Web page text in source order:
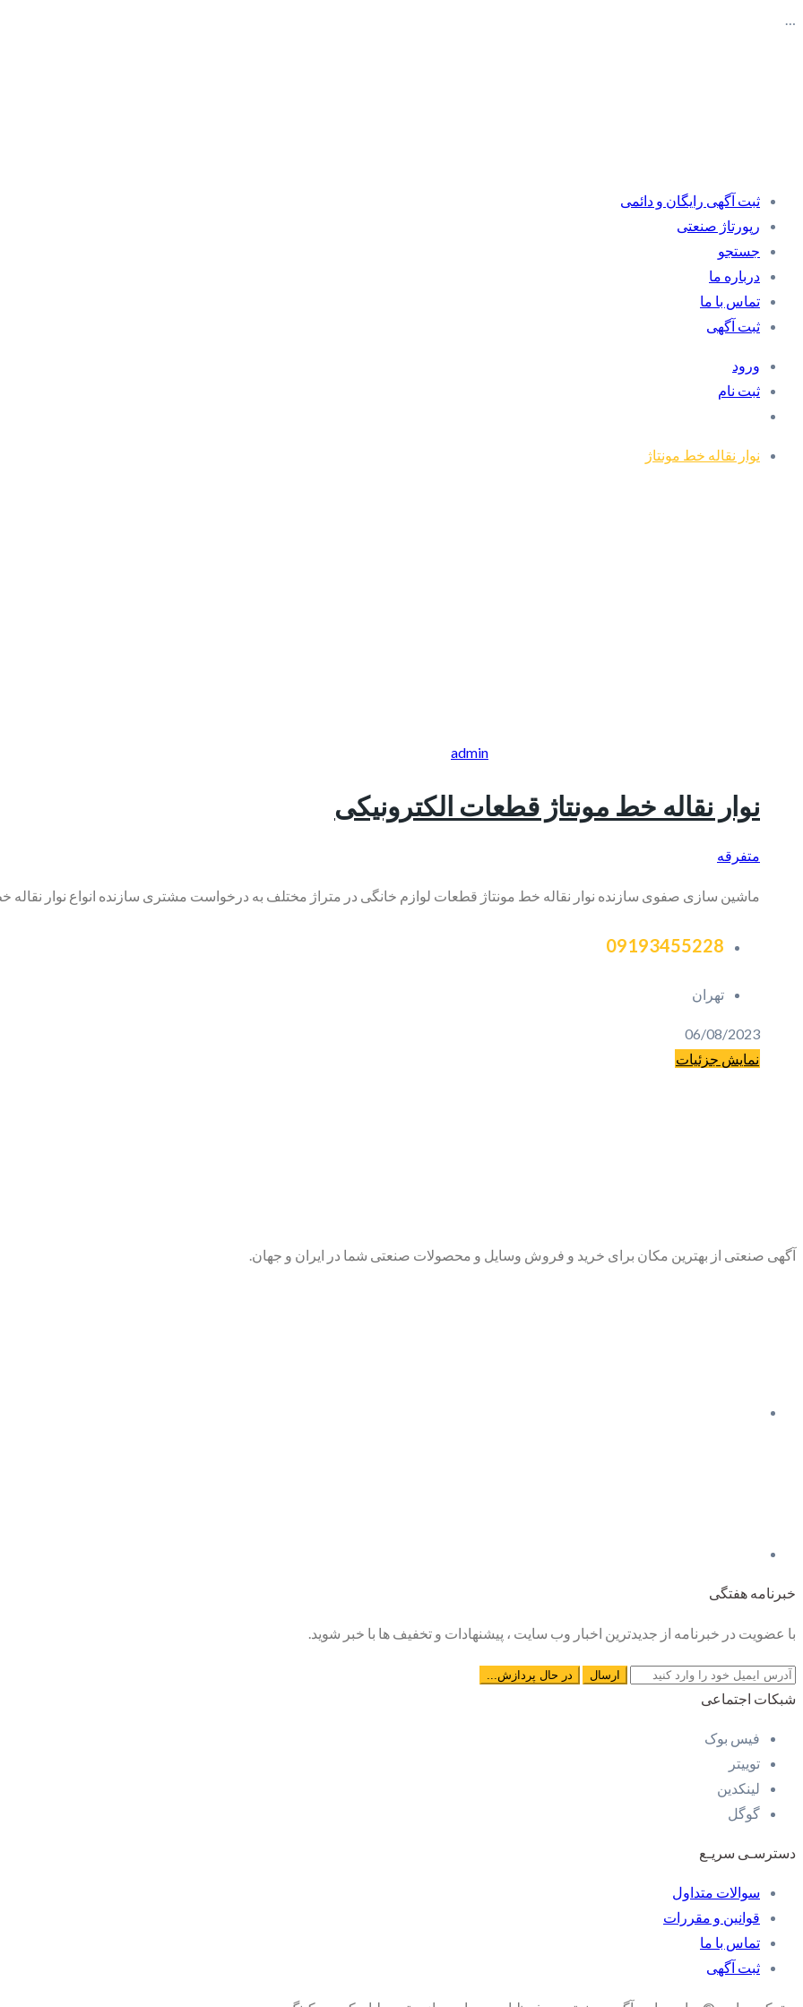
…
ثبت آگهی رایگان و دائمی
رپورتاژ صنعتی
جستجو
درباره ما
تماس با ما
ثبت آگهی
ورود
ثبت نام
نوار نقاله خط مونتاژ
admin
نوار نقاله خط مونتاژ قطعات الکترونیکی‎
متفرقه
ماشین سازی صفوی سازنده نوار نقاله خط مونتاژ قطعات لوازم خانگی در متراژ مختلف به درخواست مشتری سازنده انواع نوار نقاله
09193455228
تهران
06/08/2023
نمایش جزئیات
آگهی صنعتی از بهترین مکان برای خرید و فروش وسایل و محصولات صنعتی شما در ایران و جهان.
خبرنامه هفتگی
با عضویت در خبرنامه از جدیدترین اخبار وب سایت ، پیشنهادات و تخفیف ها با خبر شوید.
شبکات اجتماعی
فیس بوک
توییتر
لینکدین
گوگل
دسترسـی سریـع
سوالات متداول
قوانین و مقررات
تماس با ما
ثبت آگهی